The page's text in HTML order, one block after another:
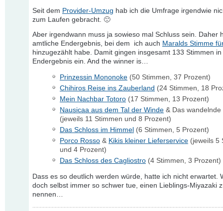
Seit dem Provider-Umzug hab ich die Umfrage irgendwie
zum Laufen gebracht. 🙁
Aber irgendwann muss ja sowieso mal Schluss sein. Daher
amtliche Endergebnis, bei dem ich auch Maralds Stimme
hinzugezählt habe. Damit gingen insgesamt 133 Stimmen in
Endergebnis ein. And the winner is…
Prinzessin Mononoke (50 Stimmen, 37 Prozent)
Chihiros Reise ins Zauberland (24 Stimmen, 18
Mein Nachbar Totoro (17 Stimmen, 13 Prozent)
Nausicaa aus dem Tal der Winde & Das wandelnde
(jeweils 11 Stimmen und 8 Prozent)
Das Schloss im Himmel (6 Stimmen, 5 Prozent)
Porco Rosso & Kikis kleiner Lieferservice (jeweils 5
und 4 Prozent)
Das Schloss des Cagliostro (4 Stimmen, 3 Prozent)
Dass es so deutlich werden würde, hatte ich nicht erwartet.
doch selbst immer so schwer tue, einen Lieblings-Miyazaki
nennen…